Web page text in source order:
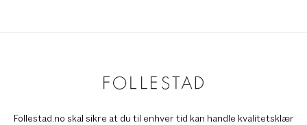
Follestad.no skal sikre at du til enhver tid kan handle kvalitetsklær